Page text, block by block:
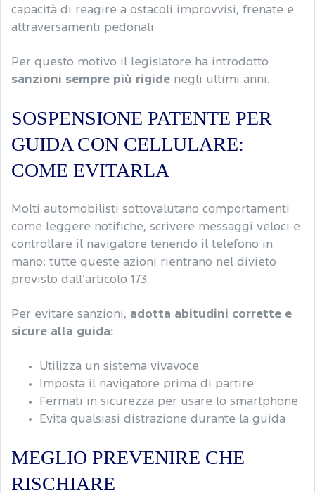
capacità di reagire a ostacoli improvvisi, frenate e
attraversamenti pedonali.
Per questo motivo il legislatore ha introdotto
sanzioni sempre più rigide negli ultimi anni.
SOSPENSIONE PATENTE PER
GUIDA CON CELLULARE:
COME EVITARLA
Molti automobilisti sottovalutano comportamenti
come leggere notifiche, scrivere messaggi veloci e
controllare il navigatore tenendo il telefono in
mano: tutte queste azioni rientrano nel divieto
previsto dall’articolo 173.
Per evitare sanzioni, adotta abitudini corrette e
sicure alla guida:
Utilizza un sistema vivavoce
Imposta il navigatore prima di partire
Fermati in sicurezza per usare lo smartphone
Evita qualsiasi distrazione durante la guida
MEGLIO PREVENIRE CHE
RISCHIARE